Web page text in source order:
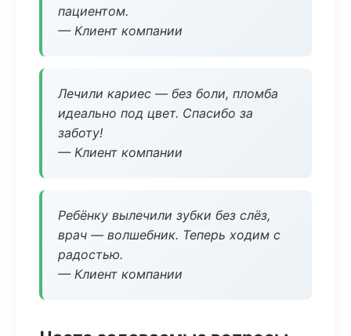
пациентом.
— Клиент компании
Лечили кариес — без боли, пломба
идеально под цвет. Спасибо за
заботу!
— Клиент компании
Ребёнку вылечили зубки без слёз,
врач — волшебник. Теперь ходим с
радостью.
— Клиент компании